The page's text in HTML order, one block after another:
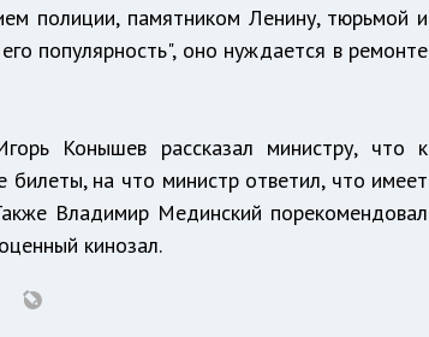
полиции, памятником Ленину, тюрьмой и
популярность", оно нуждается в ремонте
Конышев рассказал министру, что к
билеты, на что министр ответил, что имеет
Владимир Мединский порекомендовал
кинозал.